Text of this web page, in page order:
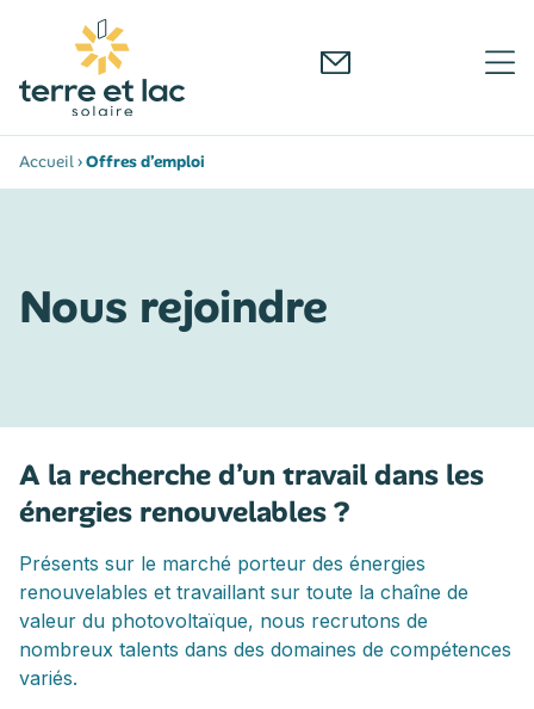
Accueil›Offres d’emploi
Nous rejoindre
A la recherche d’un travail dans les
énergies renouvelables ?
Présents sur le marché porteur des énergies
renouvelables et travaillant sur toute la chaîne de
valeur du photovoltaïque, nous recrutons de
nombreux talents dans des domaines de compétences
variés.